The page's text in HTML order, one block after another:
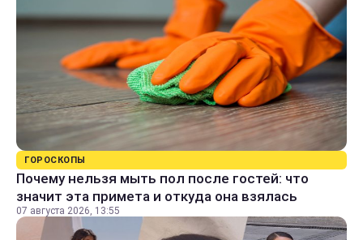
ГОРОСКОПЫ
Почему нельзя мыть пол после гостей: что
значит эта примета и откуда она взялась
07 августа 2026, 13:55